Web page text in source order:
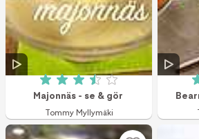
Betyg: 3.5 av 5 (47 röster)
Majonnäs - se & gör
Tommy Myllymäki